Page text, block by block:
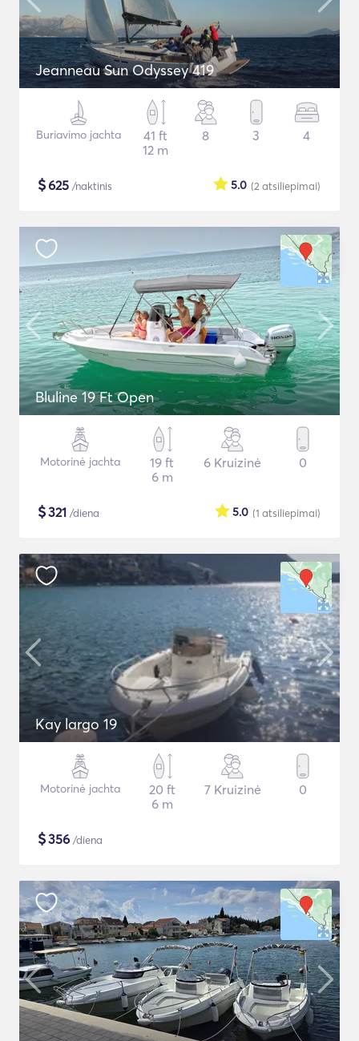
Jeanneau Sun Odyssey 419
Buriavimo jachta
41 ft
12 m
8 3 4
$625 /naktinis (2 atsiliepimai)
5.0
Bluline 19 Ft Open
Motorinė jachta
19 ft
6 m
6 Kruizinė 0
$321 /diena (1 atsiliepimai)
5.0
Kay largo 19
Motorinė jachta
20 ft
6 m
7 Kruizinė 0
$356 /diena